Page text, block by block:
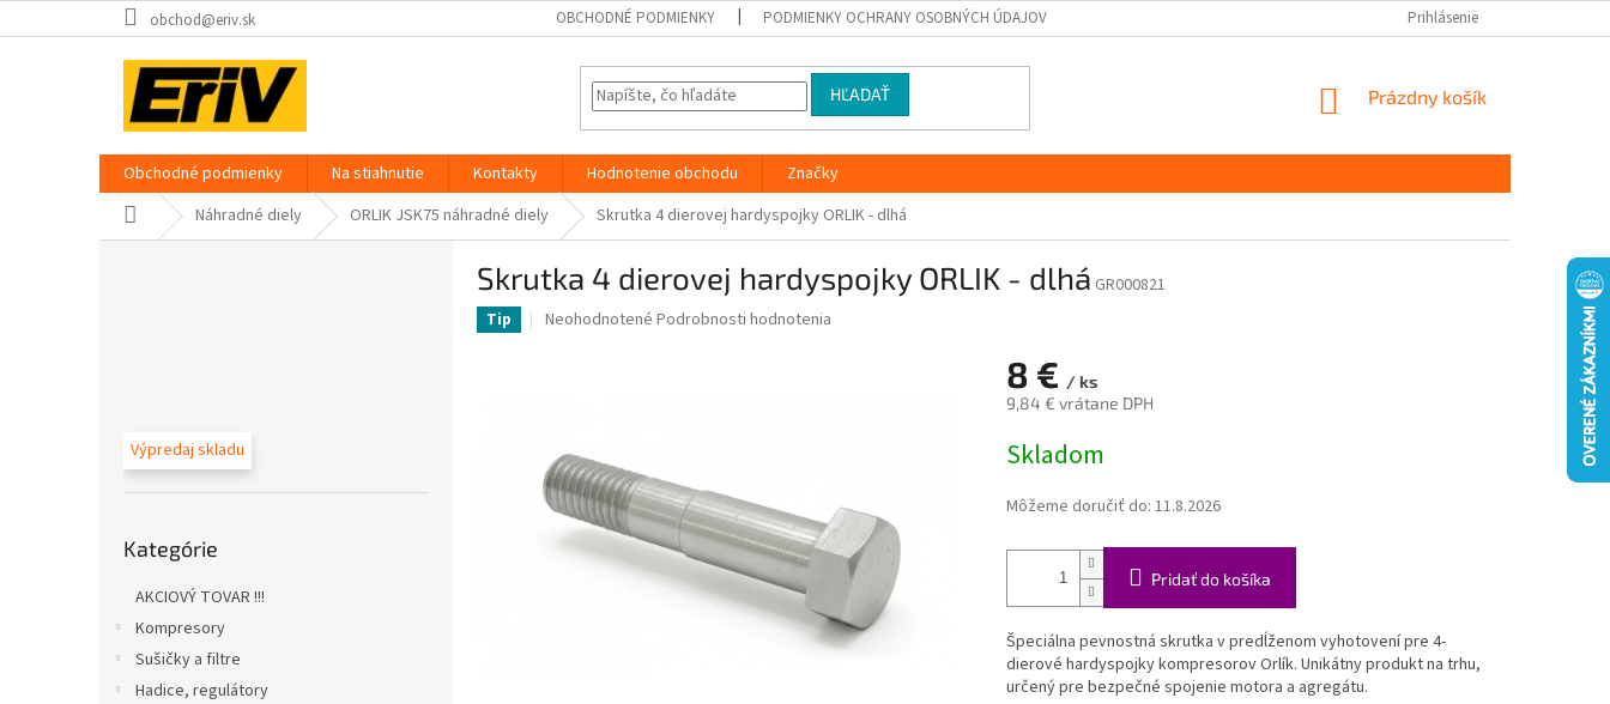
na
obchod@eriv.sk OBCHODNÉ PODMIENKY PODMIENKY OCHRANY OSOBNÝCH ÚDAJOV Prihlásenie
HĽADAŤ
NÁKUPNÝ
Prázdny košík
Obchodné podmienky Na stiahnutie Kontakty Hodnotenie obchodu
Značky
DomovNáhradné diely ORLIK JSK75 náhradné diely Skrutka 4 dierovej hardyspojky ORLIK - dlhá
Výpredaj skladu
kategórie
Kategórie
AKCIOVÝ TOVAR !!!
Kompresory
Sušičky a filtre
Hadice, regulátory
Skrutka 4 dierovej hardyspojky ORLIK - dlhá GR000821
Tip
Priemerné
hviezdičiek.
Neohodnotené Podrobnosti hodnotenia
8 € / ks
9,84 € vrátane DPH
cena:
Skladom
Môžeme doručiť do: 11.8.2026
Pridať do košíka
Špeciálna pevnostná skrutka v predĺženom vyhotovení pre 4-
dierové hardyspojky kompresorov Orlík. Unikátny produkt na trhu,
určený pre bezpečné spojenie motora a agregátu.